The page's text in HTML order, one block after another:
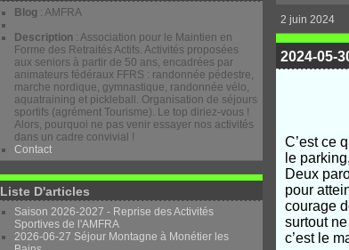
Blog : AMFRA
Description : Association pour le Maintien en
Forme des Retraités Actifs. Activités proposées
aux seniors à partir de 50 ans, encadrées par
animateurs fédéraux FFRS : randonnée pédestre,
marche nordique, gymnastique, randonnée vélo,
aquatraining et pickleball. Organisation de séjours
sportifs (agrément Tourisme). Le top diriez-vous !
Alors, pourquoi ne pas venir essayer nos activités
dans un cadre convivial !
Contact
Liste D'articles
Saison 2026-2027 - Reprise des Activités
Sportives de l'AMFRA
2026-06-27 Séjour Montagne à Monétier les
2 juin 2024
2024-05-
C’est ce
le
Deux
pour
courage
surtout
c’est le